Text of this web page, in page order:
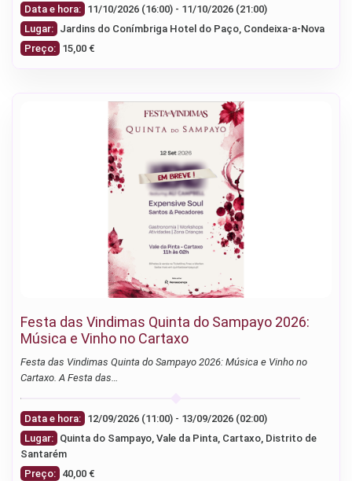
Data e hora:
11/10/2026 (16:00) - 11/10/2026 (21:00)
Lugar: Jardins do Conímbriga Hotel do Paço, Condeixa-a-Nova
Preço: 15,00 €
Festa das Vindimas Quinta do Sampayo 2026:
Música e Vinho no Cartaxo
Festa das Vindimas Quinta do Sampayo 2026: Música e Vinho no
Cartaxo. A Festa das…
Data e hora:
12/09/2026 (11:00) - 13/09/2026 (02:00)
Lugar: Quinta do Sampayo, Vale da Pinta, Cartaxo, Distrito de
Santarém
Preço: 40,00 €